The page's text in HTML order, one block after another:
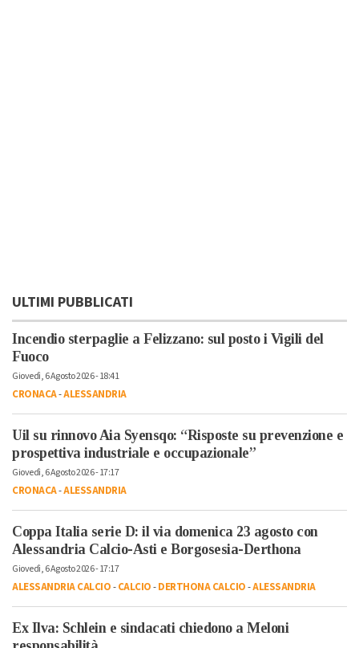
ULTIMI PUBBLICATI
Incendio sterpaglie a Felizzano: sul posto i Vigili del
Fuoco
Giovedì, 6 Agosto 2026 - 18:41
CRONACA-ALESSANDRIA
Uil su rinnovo Aia Syensqo: “Risposte su prevenzione e
prospettiva industriale e occupazionale”
Giovedì, 6 Agosto 2026 - 17:17
CRONACA-ALESSANDRIA
Coppa Italia serie D: il via domenica 23 agosto con
Alessandria Calcio-Asti e Borgosesia-Derthona
Giovedì, 6 Agosto 2026 - 17:17
ALESSANDRIA CALCIO-CALCIO-DERTHONA CALCIO-ALESSANDRIA
Ex Ilva: Schlein e sindacati chiedono a Meloni